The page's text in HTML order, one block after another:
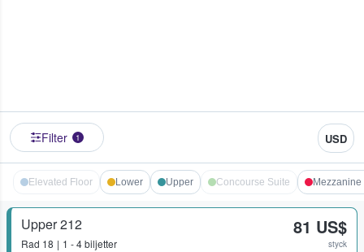
Filter 1 USD
Elevated Floor Lower Upper Concourse Suite Mezzanine
Upper 212
Rad 18 1 - 4 biljetter
81 US$
styck